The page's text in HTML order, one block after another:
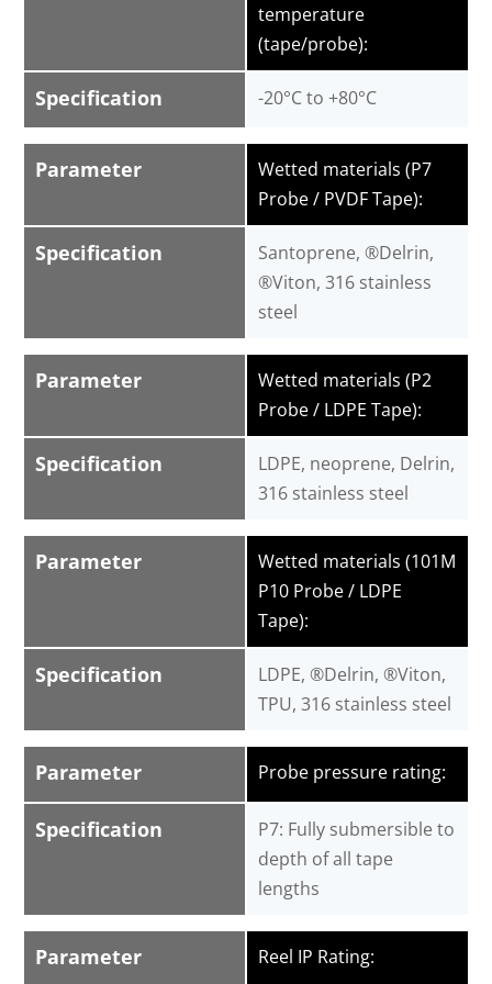
Specification
temperature
(tape/probe):
-20°C to +80°C
Parameter
Specification
Wetted materials (P7
Probe / PVDF Tape):
Santoprene, ®Delrin,
®Viton, 316 stainless
steel
Parameter
Specification
Wetted materials (P2
Probe / LDPE Tape):
LDPE, neoprene, Delrin,
316 stainless steel
Parameter
Specification
Wetted materials (101M
P10 Probe / LDPE
Tape):
LDPE, ®Delrin, ®Viton,
TPU, 316 stainless steel
Parameter
Specification
Probe pressure rating:
P7: Fully submersible to
depth of all tape
lengths
Parameter Reel IP Rating: